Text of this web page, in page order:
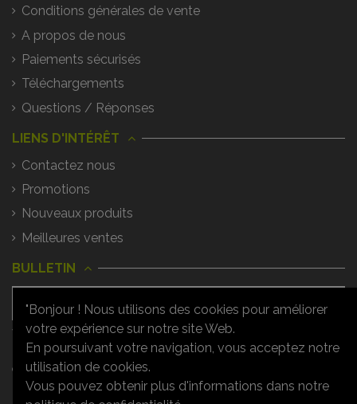
Conditions générales de vente
A propos de nous
Paiements sécurisés
Téléchargements
Questions / Réponses
LIENS D'INTÉRÊT
Contactez nous
Promotions
Nouveaux produits
Meilleures ventes
BULLETIN
Vous pouvez vous désinscrire à tout
moment. Vous trouverez pour cela nos
informations de contact dans les
conditions d'utilisation du site.
"Bonjour ! Nous utilisons des cookies pour améliorer
votre expérience sur notre site Web.
En poursuivant votre navigation, vous acceptez notre
utilisation de cookies.
Vous pouvez obtenir plus d'informations dans notre